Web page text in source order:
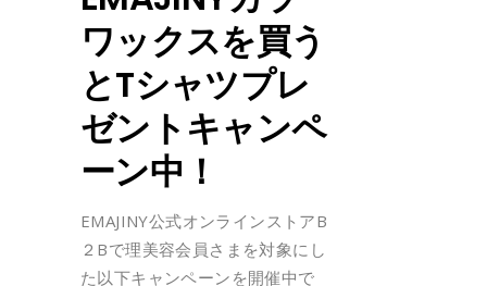
ワックスを買う
とTシャツプレ
ゼントキャンペ
ーン中！
EMAJINY公式オンラインストアB
２Bで理美容会員さまを対象にし
た以下キャンペーンを開催中で